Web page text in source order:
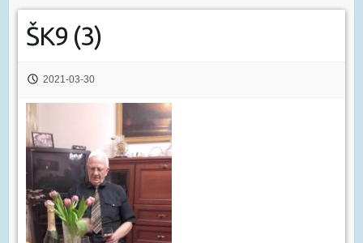
ŠK9 (3)
2021-03-30